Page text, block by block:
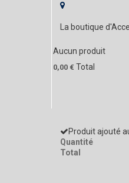
La boutique
Aucun produit
0,00 € Total
Produit ajouté
Quantité
Total